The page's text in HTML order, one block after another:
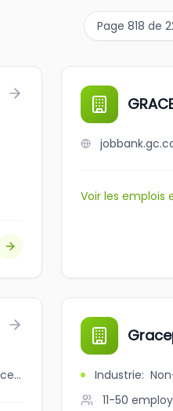
Page 818 de
Voir les emplois
jobbank.gc.ca/browsejobs/employer/grace+plumbing+ltd./ca Industrie:
11-50